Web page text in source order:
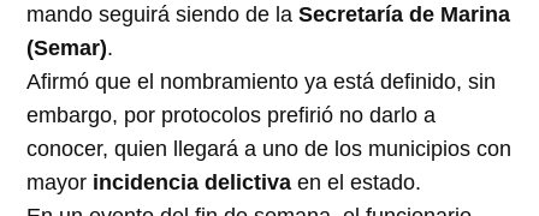
mando seguirá siendo de laSecretaría de Marina
(Semar).
Afirmó que el nombramiento ya está definido, sin
embargo, por protocolos prefirió no darlo a
conocer, quien llegará a uno de los municipios con
mayor incidencia delictiva en el estado.